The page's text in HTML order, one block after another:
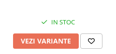
IN STOC
VEZI VARIANTE